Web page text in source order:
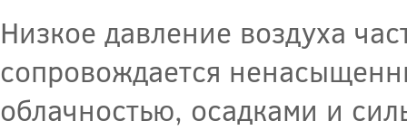
Низкое давление воздуха
сопровождается
облачностью, осадками и